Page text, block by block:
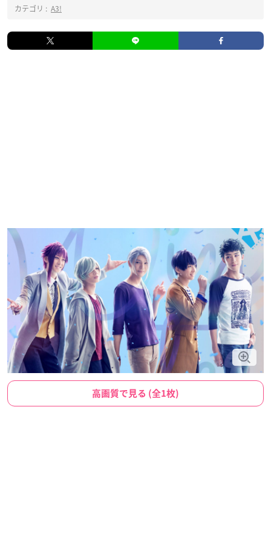
カテゴリ : A3!
高画質で見る (全1枚)